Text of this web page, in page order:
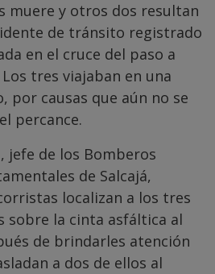
muere y otros dos resultan
de tránsito registrado
en el cruce del paso a
tres viajaban en una
por causas que aún no se
percance.
jefe de los Bomberos
de Salcajá,
localizan a los tres
sobre la cinta asfáltica al
de brindarles atención
a dos de ellos al